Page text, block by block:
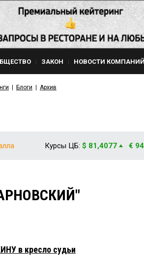
ЗАКОН НОВОСТИ КОМПАНИЙ
Блоги Архив
Курсы ЦБ: $ 81,4077 €
в кресло судьи